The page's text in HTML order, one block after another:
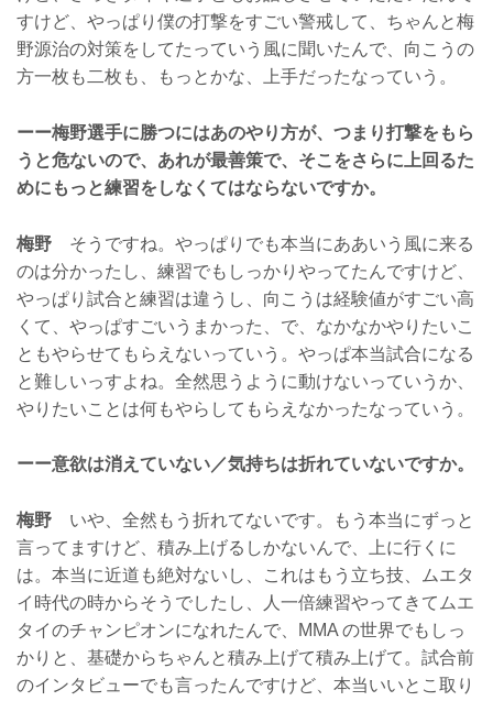
すけど、やっぱり僕の打撃をすごい警戒して、ちゃんと梅
野源治の対策をしてたっていう風に聞いたんで、向こうの
方一枚も二枚も、もっとかな、上手だったなっていう。
ーー梅野選手に勝つにはあのやり方が、つまり打撃をもら
うと危ないので、あれが最善策で、そこをさらに上回るた
めにもっと練習をしなくてはならないですか。
梅野 そうですね。やっぱりでも本当にああいう風に来る
のは分かったし、練習でもしっかりやってたんですけど、
やっぱり試合と練習は違うし、向こうは経験値がすごい高
くて、やっぱすごいうまかった、で、なかなかやりたいこ
ともやらせてもらえないっていう。やっぱ本当試合になる
と難しいっすよね。全然思うように動けないっていうか、
やりたいことは何もやらしてもらえなかったなっていう。
ーー意欲は消えていない／気持ちは折れていないですか。
梅野 いや、全然もう折れてないです。もう本当にずっと
言ってますけど、積み上げるしかないんで、上に行くに
は。本当に近道も絶対ないし、これはもう立ち技、ムエタ
イ時代の時からそうでしたし、人一倍練習やってきてムエ
タイのチャンピオンになれたんで、MMA の世界でもしっ
かりと、基礎からちゃんと積み上げて積み上げて。試合前
のインタビューでも言ったんですけど、本当いいとこ取り